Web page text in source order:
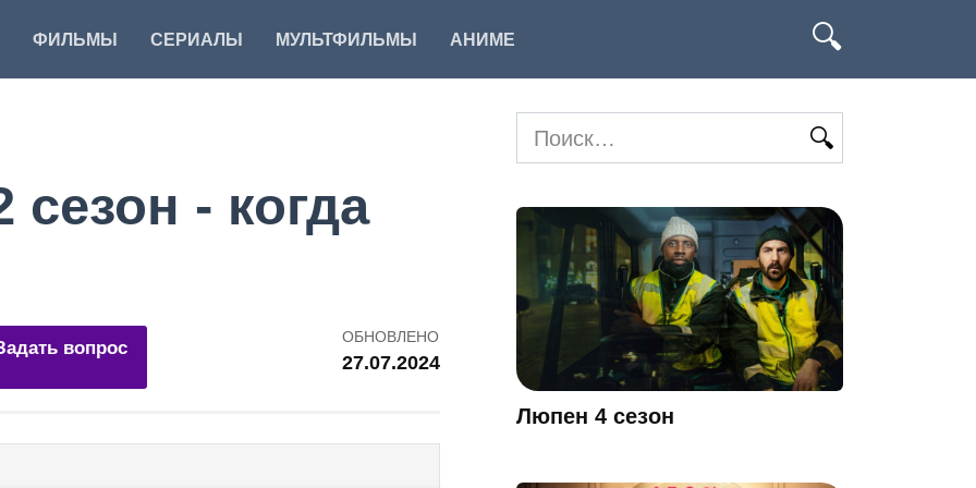
ФИЛЬМЫ СЕРИАЛЫ МУЛЬТФИЛЬМЫ АНИМЕ
- когда
вопрос
ОБНОВЛЕНО
27.07.2024
Search
for:
Люпен 4 сезон